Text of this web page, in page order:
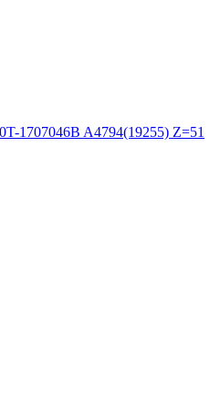
1707046B A4794(19255) Z=51